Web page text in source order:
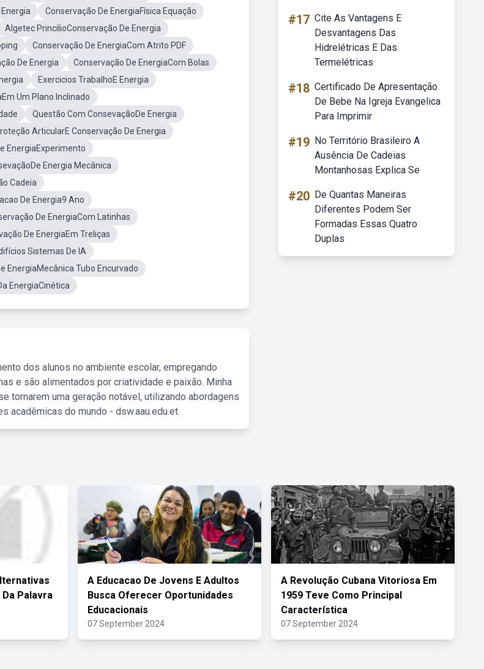
Conservação De EnergiaFísica Equação
Algetec PrincilioConservação De Energia
Conservação De EnergiaCom Atrito PDF
De Energia
Conservação De EnergiaCom Bolas
Exercicios TrabalhoE Energia
Um Plano Inclinado
Questão Com ConsevaçãoDe Energia
ArticularE Conservação De Energia
EnergiaExperimento
Energia Mecânica
Cadeia
De Energia9 Ano
De EnergiaCom Latinhas
De EnergiaEm Treliças
Sistemas De IA
EnergiaMecânica Tubo Encurvado
EnergiaCinética
dos alunos no ambiente escolar, empregando
e são alimentados por criatividade e paixão. Minha
tornarem uma geração notável, utilizando abordagens
acadêmicas do mundo - dsw.aau.edu.et.
#17 Cite As Vantagens E
Desvantagens Das
Hidrelétricas E Das
Termelétricas
#18 Certificado De Apresentação
De Bebe Na Igreja Evangelica
Para Imprimir
#19 No Território Brasileiro A
Ausência De Cadeias
Montanhosas Explica Se
#20 De Quantas Maneiras
Diferentes Podem Ser
Formadas Essas Quatro
Duplas
Palavra
A Educacao De Jovens E Adultos
Busca Oferecer Oportunidades
Educacionais
07 September 2024
A Revolução Cubana Vitoriosa Em
1959 Teve Como Principal
Característica
07 September 2024